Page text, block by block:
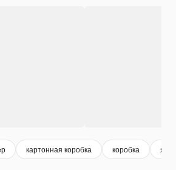
картонная коробка коробка